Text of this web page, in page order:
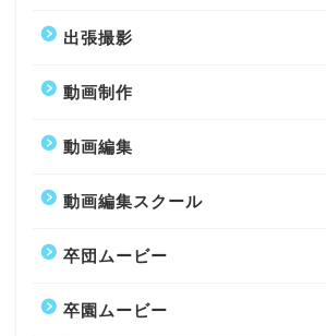
出張撮影
動画制作
動画編集
動画編集スクール
卒団ムービー
卒園ムービー